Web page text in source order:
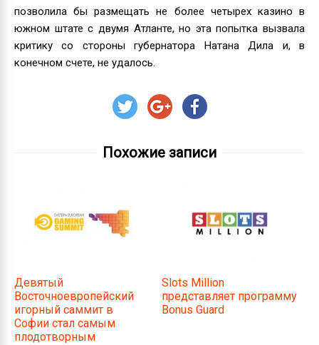
позволила бы размещать не более четырех казино в
южном штате с двумя Атланте, но эта попытка вызвала
критику со стороны губернатора Натана Дила и, в
конечном счете, не удалось.
Похожие записи
Девятый
Восточноевропейский
игорный саммит в
Софии стал самым
плодотворным
Slots Million
представляет программу
Bonus Guard